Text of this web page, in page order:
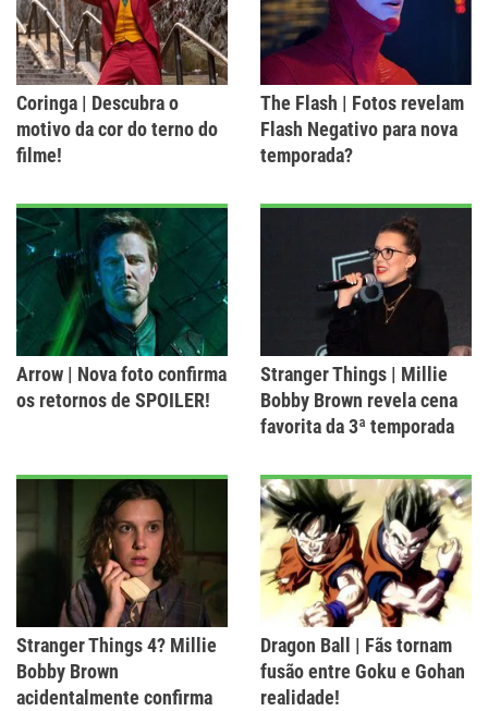
Coringa | Descubra o
motivo da cor do terno do
filme!
The Flash | Fotos revelam
Flash Negativo para nova
temporada?
Arrow | Nova foto confirma
os retornos de SPOILER!
Stranger Things | Millie
Bobby Brown revela cena
favorita da 3ª temporada
Stranger Things 4? Millie
Bobby Brown
acidentalmente confirma
Dragon Ball | Fãs tornam
fusão entre Goku e Gohan
realidade!